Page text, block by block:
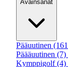
Avainsanat
Pääuutinen
Päääuutinen (7)
Kymppigolf (4)